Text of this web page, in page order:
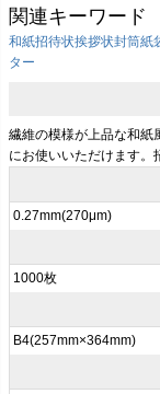
関連キーワード
和紙招待状挨拶状封筒紙
ター
繊維の模様が上品な和紙
にお使いいただけます。
0.27mm(270μm)
1000枚
B4(257mm×364mm)